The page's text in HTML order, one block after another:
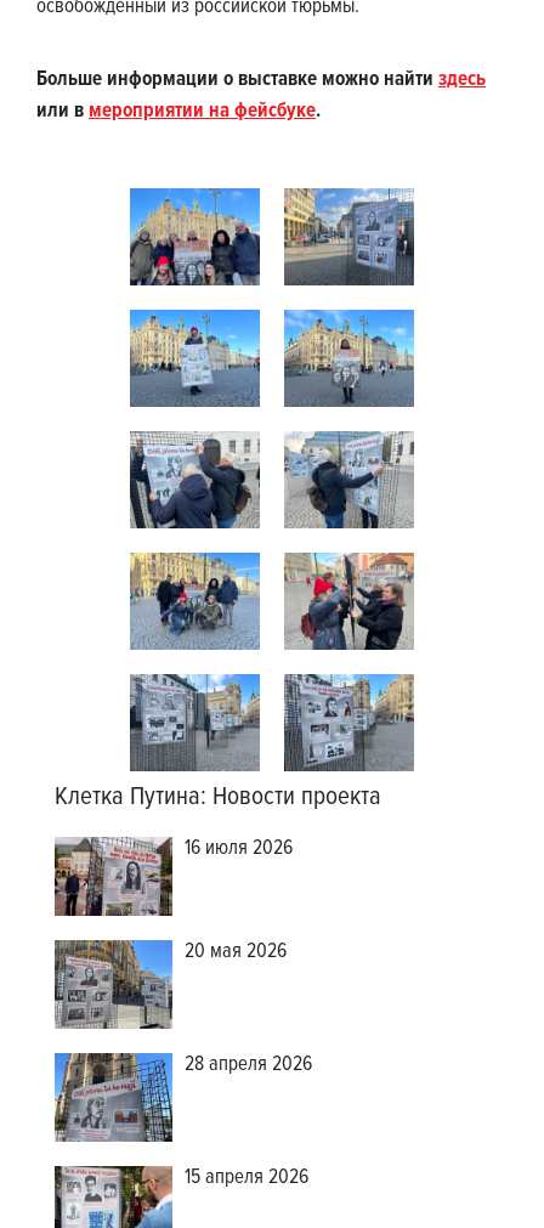
освобожденный из российской тюрьмы.
Больше информации о выставке можно найти здесь
или вмероприятии на фейсбуке.
Клетка Путина: Новости проекта
16 июля 2026
20 мая 2026
28 апреля 2026
15 апреля 2026